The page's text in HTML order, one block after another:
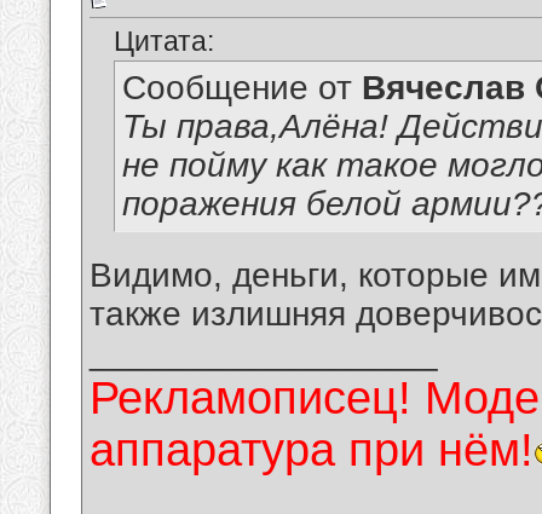
Цитата:
Сообщение от Вячеслав
Ты права,Алёна!
не пойму как такое
поражения белой
Видимо, деньги, которые
также излишняя
Рекламописец!
аппаратура при нём!